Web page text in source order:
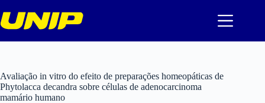
para
o
Avaliação in vitro do efeito de preparações homeopáticas de
Phytolacca decandra sobre células de adenocarcinoma
mamário humano